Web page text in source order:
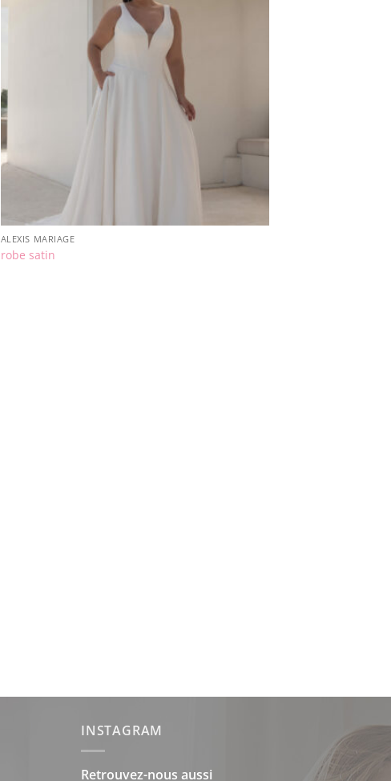
ALEXIS MARIAGE
robe satin
INSTAGRAM
Retrouvez-nous aussi